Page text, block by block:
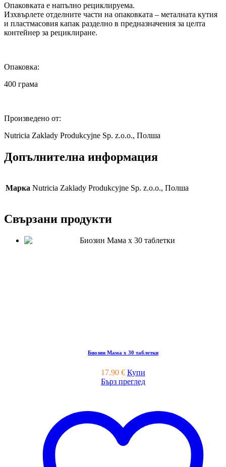
Опаковката е напълно рециклируема.
Изхвърлете отделните части на опаковката – металната кутия
и пластмасовия капак разделно в предназначения за целта
контейнер за рециклиране.
Опаковка:
400 грама
Произведено от:
Nutricia Zaklady Produkcyjne Sp. z.o.o., Полша
Допълнителна информация
Марка Nutricia Zaklady Produkcyjne Sp. z.o.o., Полша
Свързани продукти
Биозин Мама x 30 таблетки
17.90 € Купи
Бърз преглед